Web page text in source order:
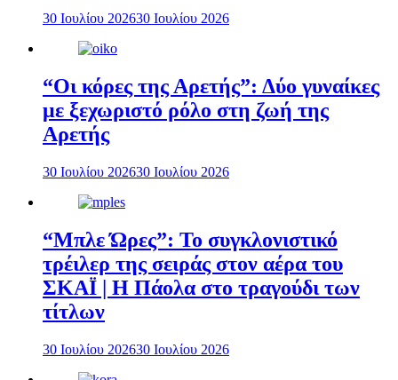
30 Ιουλίου 202630 Ιουλίου 2026
“Οι κόρες της Αρετής”: Δύο γυναίκες
με ξεχωριστό ρόλο στη ζωή της
Αρετής
30 Ιουλίου 202630 Ιουλίου 2026
“Μπλε Ώρες”: Το συγκλονιστικό
τρέιλερ της σειράς στον αέρα του
ΣΚΑΪ | Η Πάολα στο τραγούδι των
τίτλων
30 Ιουλίου 202630 Ιουλίου 2026